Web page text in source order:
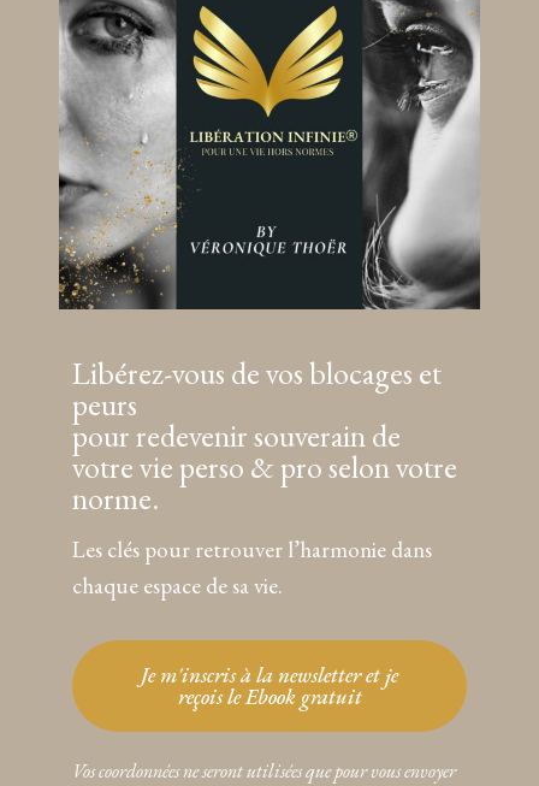
Libérez-vous de vos blocages et
peurs
pour redevenir souverain de
votre vie perso & pro selon votre
norme.
Les clés pour retrouver l’harmonie dans
chaque espace de sa vie.
Je m'inscris à la newsletter et je
reçois le Ebook gratuit
Vos coordonnées ne seront utilisées que pour vous envoyer